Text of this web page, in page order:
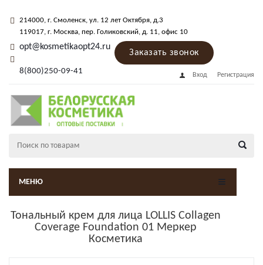
214000, г. Смоленск, ул. 12 лет Октября, д.3
119017, г. Москва, пер. Голиковский, д. 11, офис 10
opt@kosmetikaopt24.ru
8(800)250-09-41
Заказать звонок
Вход Регистрация
МЕНЮ
Тональный крем для лица LOLLIS Collagen
Coverage Foundation 01 Меркер
Косметика